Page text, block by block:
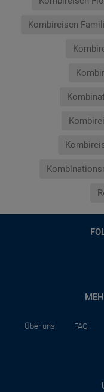
Kombireisen
Über uns FAQ